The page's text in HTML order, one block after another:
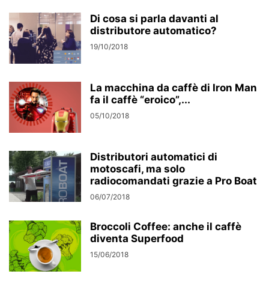
Di cosa si parla davanti al
distributore automatico?
19/10/2018
La macchina da caffè di Iron Man
fa il caffè “eroico”,...
05/10/2018
Distributori automatici di
motoscafi, ma solo
radiocomandati grazie a Pro Boat
06/07/2018
Broccoli Coffee: anche il caffè
diventa Superfood
15/06/2018